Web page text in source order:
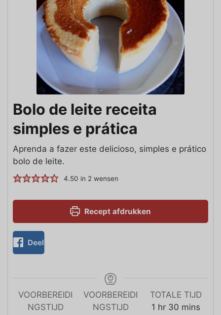
Bolo de leite receita
simples e prática
Aprenda a fazer este delicioso, simples e prático
bolo de leite.
4.50 in 2 wensen
Recept afdrukken
Deel
VOORBEREIDI
NGSTIJD
VOORBEREIDI
NGSTIJD
TOTALE TIJD
1 hr 30 mins